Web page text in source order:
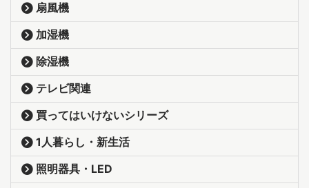
扇風機
加湿機
除湿機
テレビ関連
買ってはいけないシリーズ
1人暮らし・新生活
照明器具・LED